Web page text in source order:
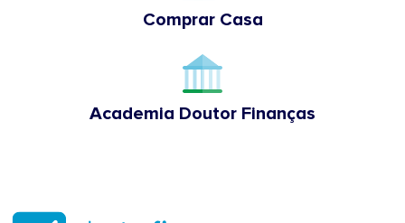
Comprar Casa
Academia Doutor Finanças